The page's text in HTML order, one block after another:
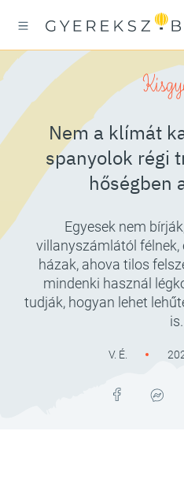
Nem a klímát
spanyolok régi
hőségben
Egyesek nem
villanyszámlától félnek,
házak, ahova tilos
mindenki használ
tudják, hogyan lehet
is.
V. É.